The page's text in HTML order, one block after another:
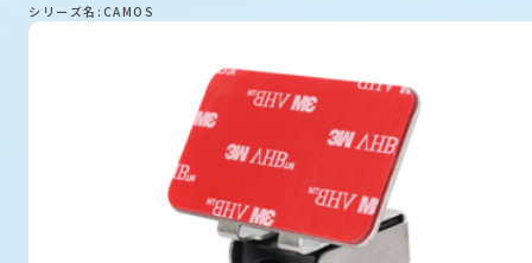
シリーズ名:CAMOS